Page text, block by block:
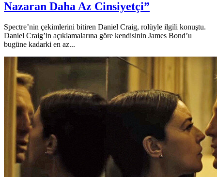
Nazaran Daha Az Cinsiyetçi”
Spectre’nin çekimlerini bitiren Daniel Craig, rolüyle ilgili konuştu.
Daniel Craig’in açıklamalarına göre kendisinin James Bond’u
bugüne kadarki en az...